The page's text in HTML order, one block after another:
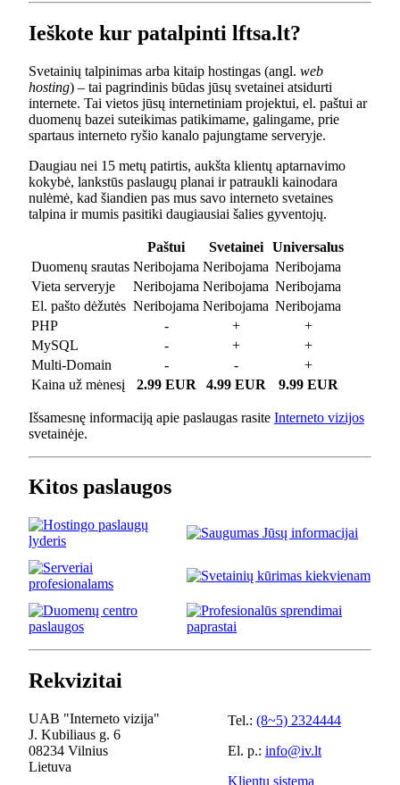
Ieškote kur patalpinti lftsa.lt?
Svetainių talpinimas arba kitaip hostingas (angl. web
hosting) – tai pagrindinis būdas jūsų svetainei atsidurti
internete. Tai vietos jūsų internetiniam projektui, el. paštui ar
duomenų bazei suteikimas patikimame, galingame, prie
spartaus interneto ryšio kanalo pajungtame serveryje.
Daugiau nei 15 metų patirtis, aukšta klientų aptarnavimo
kokybė, lankstūs paslaugų planai ir patraukli kainodara
nulėmė, kad šiandien pas mus savo interneto svetaines
talpina ir mumis pasitiki daugiausiai šalies gyventojų.
Paštui Svetainei
Universalus
Duomenų srautas Neribojama Neribojama Neribojama
Vieta serveryje
Neribojama Neribojama Neribojama
El. pašto dėžutės Neribojama Neribojama Neribojama
PHP
- +
+
MySQL
- +
+
Multi-Domain
- -
+
Kaina už mėnesį
2.99 EUR 4.99 EUR 9.99 EUR
Išsamesnę informaciją apie paslaugas rasite Interneto vizijos
svetainėje.
Kitos paslaugos
Rekvizitai
UAB "Interneto vizija"
J. Kubiliaus g. 6
08234 Vilnius
Lietuva
Tel.: (8~5) 2324444
El. p.: info@iv.lt
Klientų sistema